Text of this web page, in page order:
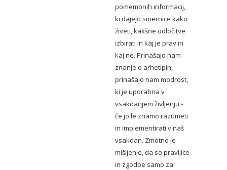
pomembnih informacij,
ki dajejo smernice kako
živeti, kakšne odločitve
izbirati in kaj je prav in
kaj ne. Prinašajo nam
znanje o arhetipih,
prinašajo nam modrost,
ki je uporabna v
vsakdanjem življenju -
če jo le znamo razumeti
in implementirati v naš
vsakdan. Zmotno je
mišljenje, da so pravljice
in zgodbe samo za